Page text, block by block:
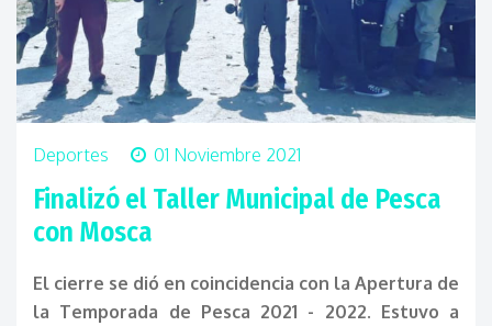
Deportes 01 Noviembre 2021
Finalizó el Taller Municipal de Pesca
con Mosca
El cierre se dió en coincidencia con la Apertura de
la Temporada de Pesca 2021 - 2022. Estuvo a